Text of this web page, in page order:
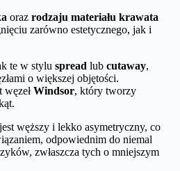
oraz rodzaju materiału krawata
zarówno estetycznego, jak i
te w stylu spread lub cutaway,
o większej objętości.
węzełWindsor, który tworzy
jest węższy i lekko asymetryczny, co
odpowiednim do niemal
zwłaszcza tych o mniejszym